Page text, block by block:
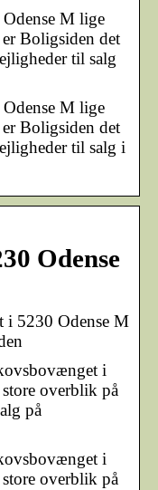
M lige
Boligsiden det
til salg
M lige
Boligsiden det
til salg i
Odense
i 5230 Odense M
i
overblik på
på
i
overblik på